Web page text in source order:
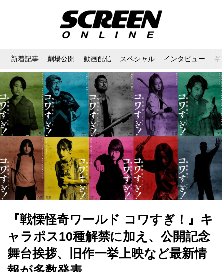
新着記事 劇場公開 動画配信 スペシャル インタビュー
『戦慄怪奇ワールド コワすぎ！』キ
ャラポス10種解禁に加え、公開記念
舞台挨拶、旧作一挙上映など最新情